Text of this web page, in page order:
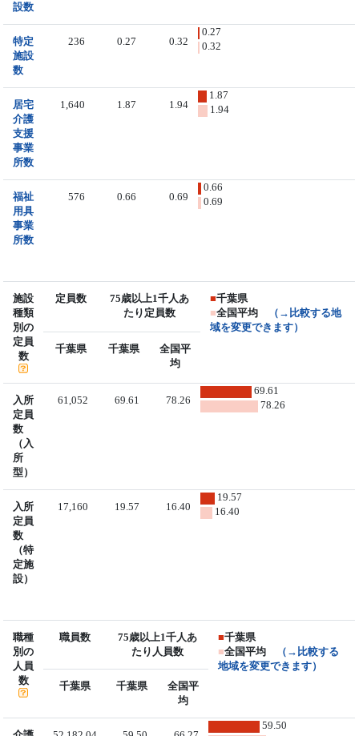
設数
特定
施設
数
236 0.27 0.32
0.27
0.32
居宅
介護
支援
事業
所数
1,640 1.87 1.94
1.87
1.94
福祉
用具
事業
所数
576 0.66 0.69
0.66
0.69
施設
種類
別の
定員
数
定員数
75歳以上1千人あ
たり定員数
■千葉県
■全国平均
（→比較する地
域を変更できます）
千葉県
千葉県
全国平
均
入所
定員
数
（入
所
型）
61,052 69.61 78.26
69.61
78.26
入所
定員
数
（特
定施
設）
17,160 19.57 16.40
19.57
16.40
職種
別の
人員
数
職員数
75歳以上1千人あ
たり人員数
■千葉県
■全国平均
（→比較する
地域を変更できます）
千葉県
千葉県
全国平
均
59.50